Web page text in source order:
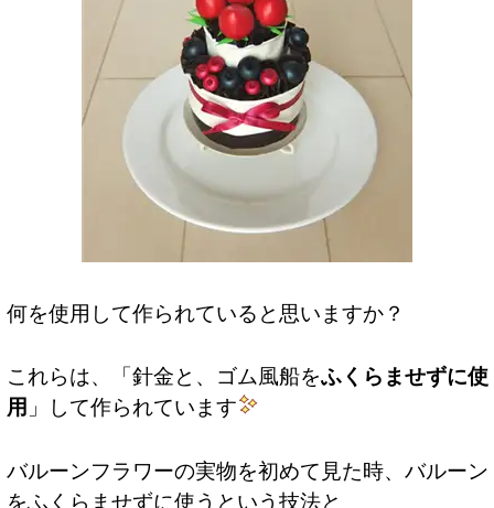
何を使用して作られていると思いますか？
これらは、「針金と、ゴム風船をふくらませずに使
用 」して作られています
バルーンフラワーの実物を初めて見た時、バルーン
をふくらませずに使うという技法と